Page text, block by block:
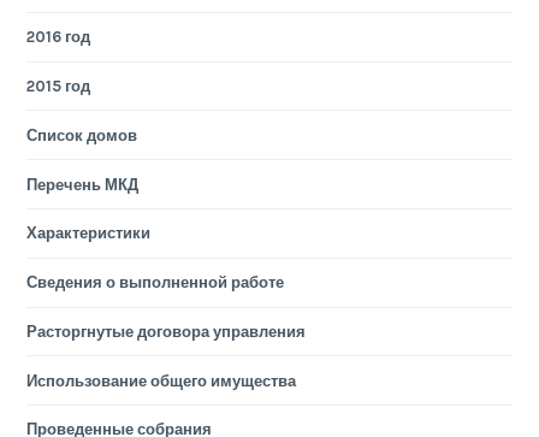
2016 год
2015 год
Список домов
Перечень МКД
Характеристики
Сведения о выполненной работе
Расторгнутые договора управления
Использование общего имущества
Проведенные собрания